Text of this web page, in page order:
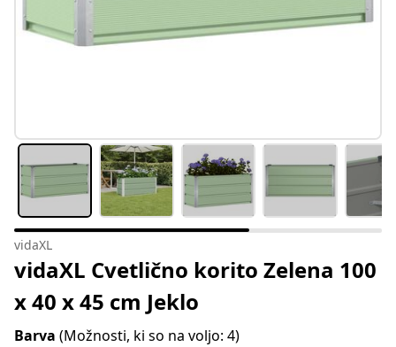
vidaXL
vidaXL Cvetlično korito Zelena 100
x 40 x 45 cm Jeklo
Barva (Možnosti, ki so na voljo: 4)